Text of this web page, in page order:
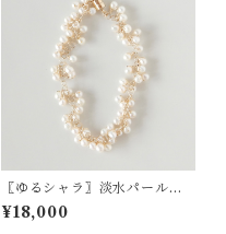
〖ゆるシャラ〗淡水パールブ
レスレット 14kgf【1418】
¥18,000